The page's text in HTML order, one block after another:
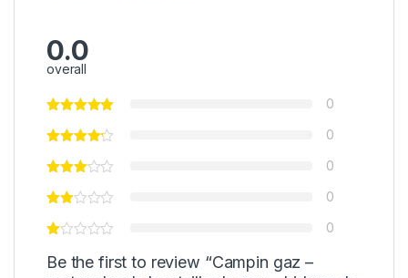
0.0
overall
0
0
0
0
0
Be the first to review “Campin gaz –